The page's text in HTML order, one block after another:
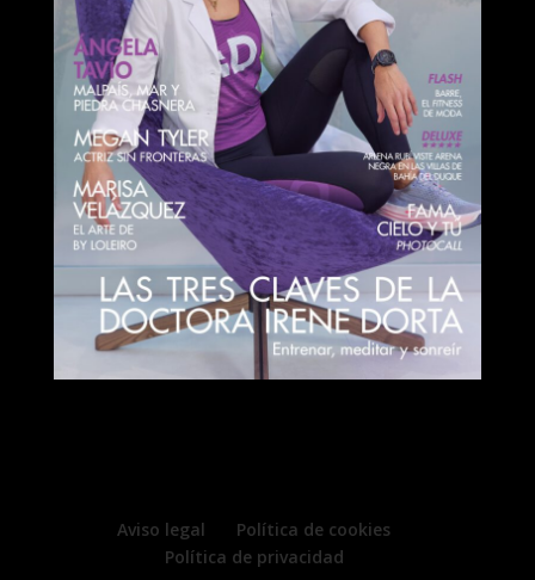
Aviso legal
Política de cookies
Política de privacidad